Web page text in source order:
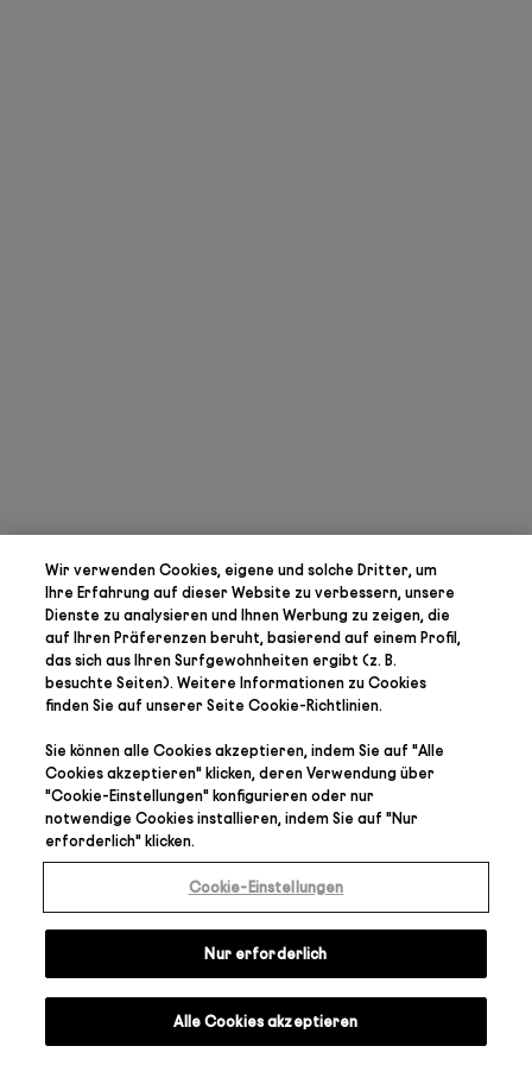
Wir verwenden Cookies, eigene und solche Dritter, um
Ihre Erfahrung auf dieser Website zu verbessern, unsere
Dienste zu analysieren und Ihnen Werbung zu zeigen, die
auf Ihren Präferenzenberuht, basierend auf einem Profil,
das sich aus Ihren Surfgewohnheiten ergibt (z. B.
besuchte Seiten). Weitere Informationen zu Cookies
finden Sie auf unserer SeiteCookie-Richtlinien.
Sie können alle Cookies akzeptieren, indem Sie auf "Alle
Cookies akzeptieren" klicken, deren Verwendung über
"Cookie-Einstellungen" konfigurieren oder nur
notwendige Cookies installieren, indem Sie auf "Nur
erforderlich" klicken.
Cookie-Einstellungen
Nur erforderlich
Alle Cookies akzeptieren